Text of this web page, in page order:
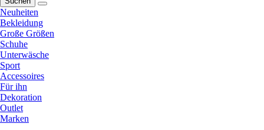
Neuheiten
Bekleidung
Große Größen
Schuhe
Unterwäsche
Sport
Accessoires
Für ihn
Dekoration
Outlet
Marken